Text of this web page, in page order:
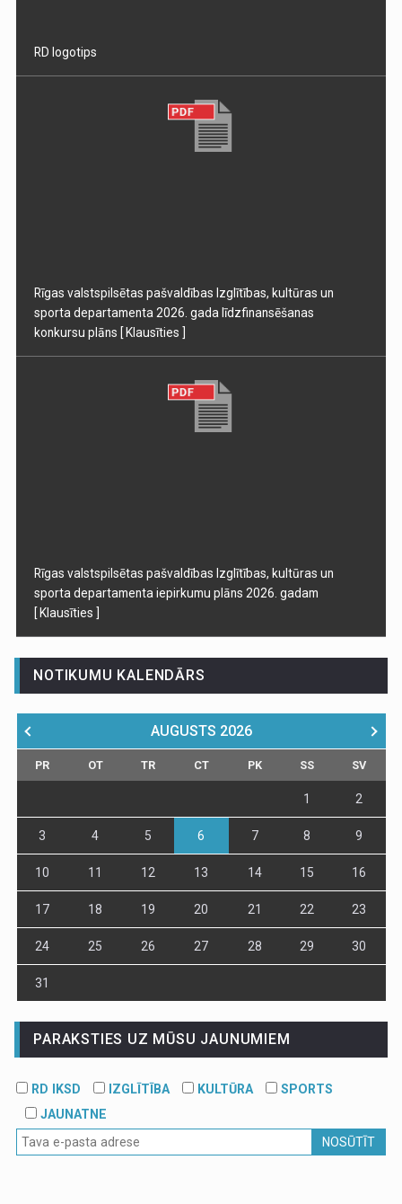
RD logotips
Rīgas valstspilsētas pašvaldības Izglītības, kultūras un
sporta departamenta 2026. gada līdzfinansēšanas
konkursu plāns [ Klausīties ]
Rīgas valstspilsētas pašvaldības Izglītības, kultūras un
sporta departamenta iepirkumu plāns 2026. gadam
[ Klausīties ]
NOTIKUMU KALENDĀRS
AUGUSTS 2026
PR OT TR CT PK SS SV
1 2
3 4 5 6 7 8 9
10 11 12 13 14 15 16
17 18 19 20 21 22 23
24 25 26 27 28 29 30
31
PARAKSTIES UZ MŪSU JAUNUMIEM
RD IKSD IZGLĪTĪBA KULTŪRA
SPORTS
JAUNATNE
NOSŪTĪT